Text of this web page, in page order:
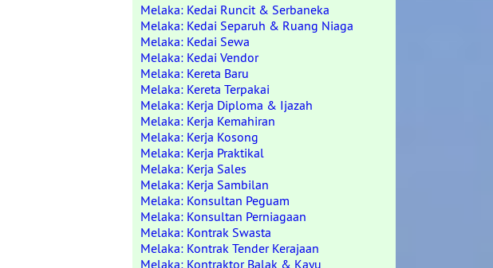
Melaka: Kedai Runcit & Serbaneka
Melaka: Kedai Separuh & Ruang Niaga
Melaka: Kedai Sewa
Melaka: Kedai Vendor
Melaka: Kereta Baru
Melaka: Kereta Terpakai
Melaka: Kerja Diploma & Ijazah
Melaka: Kerja Kemahiran
Melaka: Kerja Kosong
Melaka: Kerja Praktikal
Melaka: Kerja Sales
Melaka: Kerja Sambilan
Melaka: Konsultan Peguam
Melaka: Konsultan Perniagaan
Melaka: Kontrak Swasta
Melaka: Kontrak Tender Kerajaan
Melaka: Kontraktor Balak & Kayu